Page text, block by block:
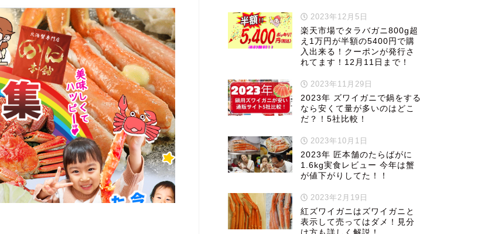
2023年12月5日
楽天市場でタラバガニ800g超
え1万円が半額の5400円で購
入出来る！クーポンが発行さ
れてます！12月11日まで！
2023年11月29日
2023年 ズワイガニで鍋をする
なら安くて量が多いのはどこ
だ？！5社比較！
2023年10月1日
2023年 匠本舗のたらばがに
1.6kg実食レビュー 今年は蟹
が値下がりしてた！！
2023年2月19日
紅ズワイガニはズワイガニと
表示して売ってはダメ！見分